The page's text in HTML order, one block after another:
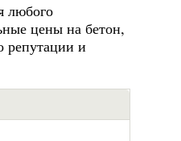
любого
цены на бетон,
репутации и